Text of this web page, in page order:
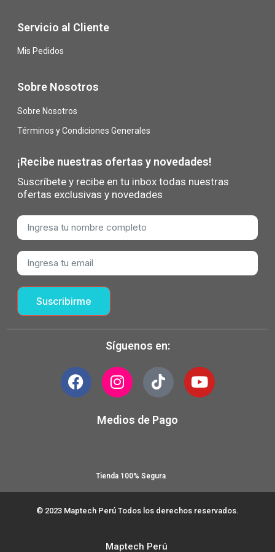
Servicio al Cliente
Mis Pedidos
Sobre Nosotros
Sobre Nosotros
Términos y Condiciones Generales
¡Recibe nuestras ofertas y novedades!
Suscríbete y recibe en tu inbox todas nuestras
ofertas exclusivas y novedades
Suscribirme
Síguenos en:
Medios de Pago
Tienda 100% Segura
© 2023 Maptech Perú Todos los derechos reservados.
Maptech Perú